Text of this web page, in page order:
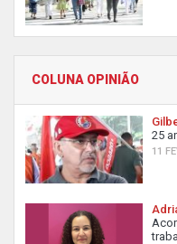
COLUNA OPINIÃO
25
11